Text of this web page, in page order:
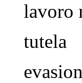
lavoro
tutela